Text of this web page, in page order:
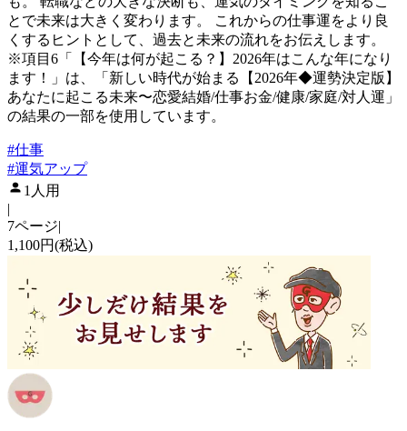
とで未来は大きく変わります。 これからの仕事運をより良
くするヒントとして、過去と未来の流れをお伝えします。
※項目6「【今年は何が起こる？】2026年はこんな年になり
ます！」は、「新しい時代が始まる【2026年◆運勢決定版】
あなたに起こる未来〜恋愛結婚/仕事お金/健康/家庭/対人運」
の結果の一部を使用しています。
#仕事
#運気アップ
1人用
|
7ページ|
1,100円(税込)